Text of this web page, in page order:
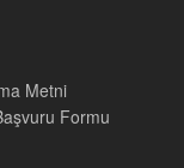
Metni
Formu